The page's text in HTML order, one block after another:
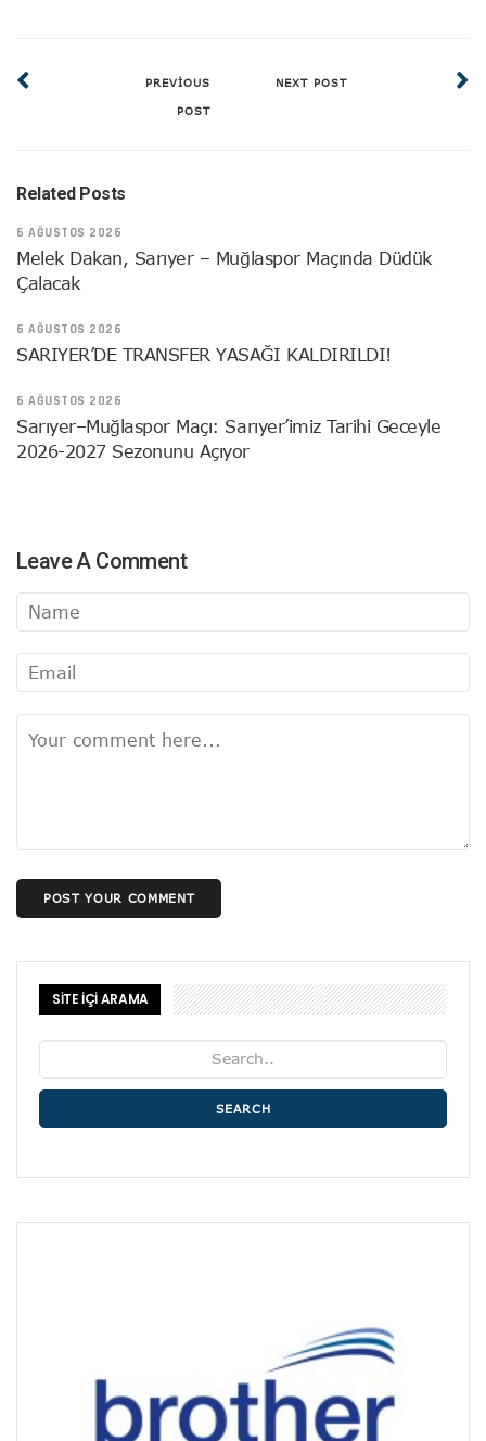
PREVIOUS
POST
NEXT POST
Related Posts
6 AĞUSTOS 2026
Melek Dakan, Sarıyer – Muğlaspor Maçında Düdük
Çalacak
6 AĞUSTOS 2026
SARIYER’DE TRANSFER YASAĞI KALDIRILDI!
6 AĞUSTOS 2026
Sarıyer–Muğlaspor Maçı: Sarıyer’imiz Tarihi Geceyle
2026-2027 Sezonunu Açıyor
Leave A Comment
POST YOUR COMMENT
SİTE İÇİ ARAMA
SEARCH